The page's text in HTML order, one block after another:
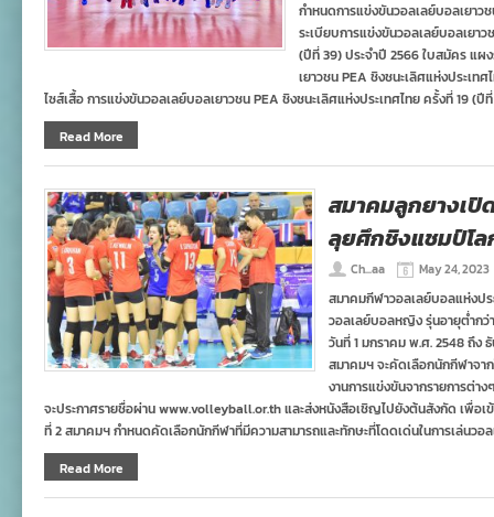
เลิศ
แห่ง
ประเทศไทย
ที่
11
ปี
2566
ถ้วย
พระราชทาน
สมเด็จ
พระ
กนิษฐา
ราช
เจ้า
กรม
สมเด็จ
เทพ
กำหนดการแข่งขันวอลเลย์บอลเยาว
ระเบียบการแข่งขันวอลเลย์บอลเยา
(ปีที่ 39) ประจำปี 2566 ใบสมัคร แผ
เยาวชน PEA ชิงชนะเลิศแห่งประเท
ไซส์เสื้อ การแข่งขันวอลเลย์บอลเยาวชน PEA ชิงชนะเลิศแห่งประเทศไทย ครั้งที่ 19 (ปี
Read More
สมาคมลูกยางเ
ลุยศึกชิงแชมป์โ
Ch...aa May 24, 2023
สมาคมกีฬาวอลเลย์บอลแห่งป
วอลเลย์บอลหญิง รุ่นอายุต่ำก
วันที่ 1 มกราคม พ.ศ. 2548 ถึง
สมาคมฯ จะคัดเลือกนักกีฬาจา
งานการแข่งขันจากรายการต่
จะประกาศรายชื่อผ่าน www.volleyball.or.th และส่งหนังสือเชิญไปยังต้นสังกัด เพื่อเ
ที่ 2 สมาคมฯ กําหนดคัดเลือกนักกีฬาที่มีความสามารถและทักษะที่โดดเด่นในการเล่นวอ
Read More